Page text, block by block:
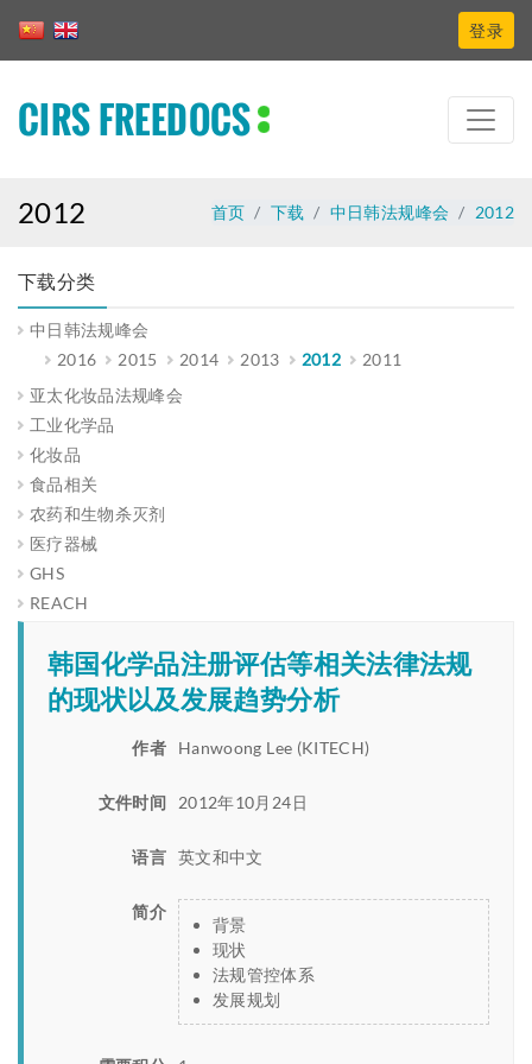
登录
CIRS FREEDOCS
2012 首页 下载 中日韩法规峰会 2012
下载分类
中日韩法规峰会
2016
2015 2014 2013 2012
2011
亚太化妆品法规峰会
工业化学品
化妆品
食品相关
农药和生物杀灭剂
医疗器械
GHS
REACH
韩国化学品注册评估等相关法律法规
的现状以及发展趋势分析
作者 Hanwoong Lee (KITECH)
文件时间 2012年10月24日
语言 英文和中文
简介
背景
现状
法规管控体系
发展规划